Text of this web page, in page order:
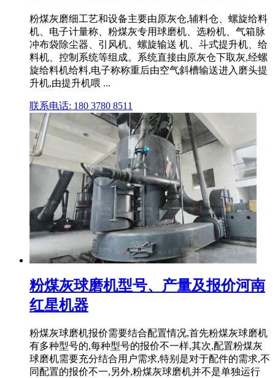
粉煤灰磨细工艺和设备主要由原灰仓,辅料仓、螺旋给料
机、电子计量称、粉煤灰专用球磨机、选粉机、气箱脉
冲布袋除尘器、引风机、螺旋输送 机、斗式提升机、给
料机、控制系统等组成。系统直接由原灰仓下取灰,经螺
旋给料机给料,电子称称重后由空气斜槽输送进入磨头提
升机,由提升机喂 ...
联系电话: 180 3780 8511
粉煤灰球磨机型号、产量及报价河南
红星机器
粉煤灰球磨机报价需要结合配置情况,首先粉煤灰球磨机
有多种型号的,每种型号的报价不一样,其次,配置粉煤灰
球磨机需要充分结合用户需求,特别是对于配件的需求,不
同配置的报价不一,另外,粉煤灰球磨机并不是单独运行